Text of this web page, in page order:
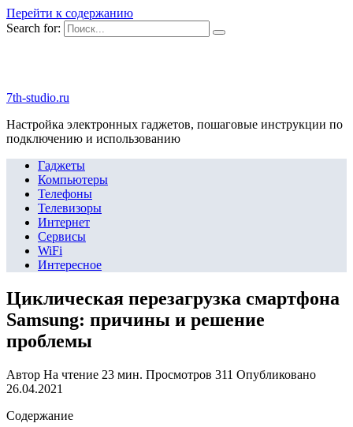
Перейти к содержанию
Search for:
7th-studio.ru
Настройка электронных гаджетов, пошаговые инструкции по
подключению и использованию
Гаджеты
Компьютеры
Телефоны
Телевизоры
Интернет
Сервисы
WiFi
Интересное
Циклическая перезагрузка смартфона
Samsung: причины и решение
проблемы
Автор На чтение 23 мин. Просмотров 311 Опубликовано
26.04.2021
Содержание